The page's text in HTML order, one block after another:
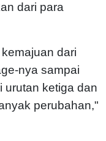
dari para
dari
nya sampai
urutan ketiga dan
perubahan,"